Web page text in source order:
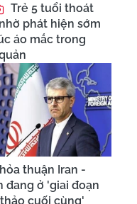
Trẻ 5 tuổi thoát
phát hiện sớm
áo mắc trong
thuận Iran -
đang ở 'giai đoạn
cuối cùng'